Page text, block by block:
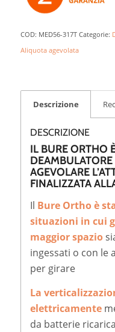
COD: MED56-317T Categorie:
Aliquota agevolata
Descrizione
DESCRIZIONE
IL BURE ORTHO
AGEVOLARE
FINALIZZATA
Il Bure Ortho è
situazioni in cui
maggior spazio
ingessati o con le
per girare
La
elettricamente
da batterie